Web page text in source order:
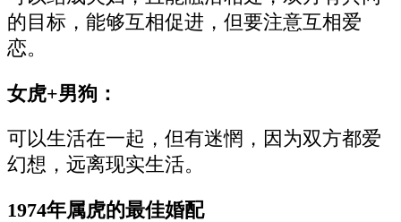
的目标，能够互相促进，但要注意互相爱
恋。
女虎+男狗：
可以生活在一起，但有迷惘，因为双方都爱
幻想，远离现实生活。
1974年属虎的最佳婚配